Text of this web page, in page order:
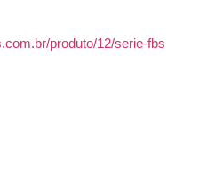
produto/12/serie-fbs